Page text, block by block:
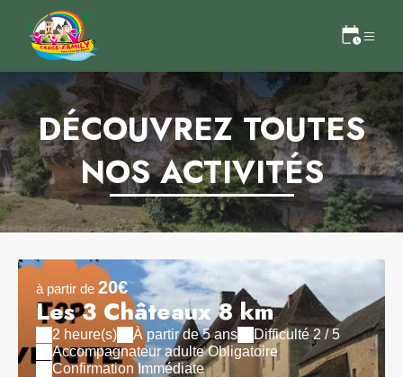
DÉCOUVREZ TOUTES
NOS ACTIVITÉS
à partir de 20€
Les 3 Châteaux 8 km
2 heure(s) À partir de 5 ans
Difficulté 2 / 5
Accompagnateur adulte Obligatoire
Confirmation Immédiate